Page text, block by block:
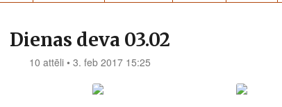
Dienas deva 03.02
10 attēli • 3. feb 2017 15:25